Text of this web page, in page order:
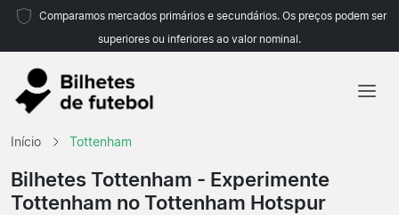
Comparamos mercados primários e secundários. Os preços podem ser
superiores ou inferiores ao valor nominal.
Equipas
Campeonatos
Início Tottenham
Bilhetes Tottenham - Experimente
Tottenham no Tottenham Hotspur